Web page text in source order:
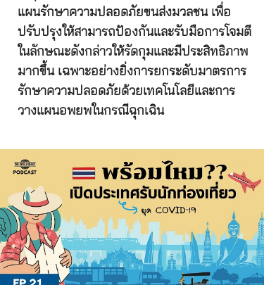
แผนรักษาความปลอดภัยขนส่งมวลชน เพื่อ
ปรับปรุงให้สามารถป้องกันและรับมือการโจมตี
ในลักษณะดังกล่าวให้รัดกุมและมีประสิทธิภาพ
มากขึ้น เฉพาะอย่างยิ่งการยกระดับมาตรการ
รักษาความปลอดภัยด้วยเทคโนโลยีและการ
วางแผนอพยพในกรณีฉุกเฉิน